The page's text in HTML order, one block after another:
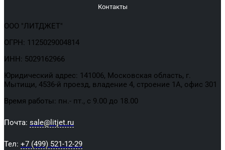
Контакты
ООО "ЛИТДЖЕТ"
ОГРН: 1125029004814
ИНН: 5029162966
Юридический адрес: 141006, Московская область, г.
Мытищи, 4536-й проезд, владение 4, строение 1А, офис 301
Время работы: пн.- пт., с 9.00 до 18.00
Почта: sale@litjet.ru
Тел: +7 (499) 521-12-29